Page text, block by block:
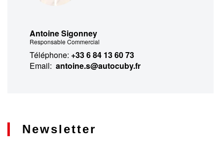
Antoine Sigonney
Responsable Commercial
Téléphone: +33 6 84 13 60 73
Email: antoine.s@autocuby.fr
Newsletter